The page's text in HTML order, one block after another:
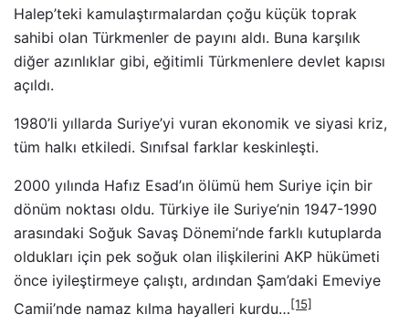
Halep’teki kamulaştırmalardan çoğu küçük toprak
sahibi olan Türkmenler de payını aldı. Buna karşılık
diğer azınlıklar gibi, eğitimli Türkmenlere devlet kapısı
açıldı.
1980’li yıllarda Suriye’yi vuran ekonomik ve siyasi kriz,
tüm halkı etkiledi. Sınıfsal farklar keskinleşti.
2000 yılında Hafız Esad’ın ölümü hem Suriye için bir
dönüm noktası oldu. Türkiye ile Suriye’nin 1947-1990
arasındaki Soğuk Savaş Dönemi’nde farklı kutuplarda
oldukları için pek soğuk olan ilişkilerini AKP hükümeti
önce iyileştirmeye çalıştı, ardından Şam’daki Emeviye
Camii’nde namaz kılma hayalleri kurdu…[15]